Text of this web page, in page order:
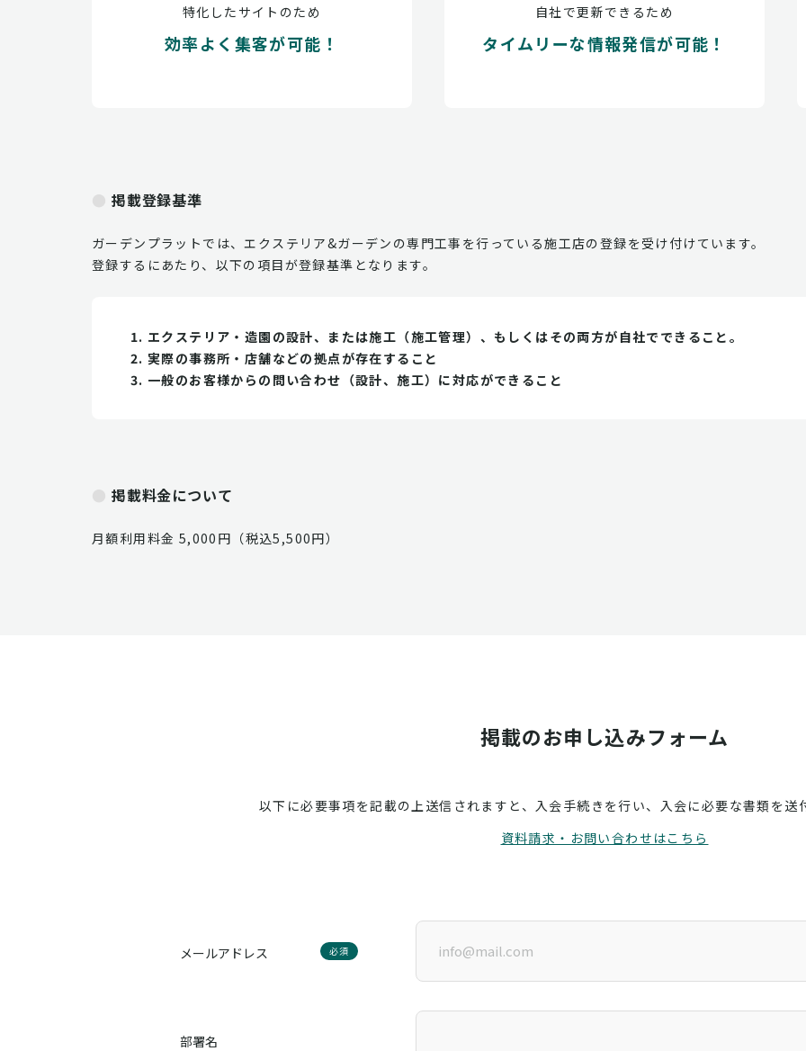
特化したサイトのため
効率よく集客が可能！
自社で更新できるため
タイムリーな情報発信が可能！
掲載登録基準
ガーデンプラットでは、エクステリア&ガーデンの専門工事を行っている施工店の登録を受け付けています。
登録するにあたり、以下の項目が登録基準となります。
エクステリア・造園の設計、または施工（施工管理）、もしくはその両方が自社でできること。
実際の事務所・店舗などの拠点が存在すること
一般のお客様からの問い合わせ（設計、施工）に対応ができること
掲載料金について
月額利用料金 5,000円（税込5,500円）
掲載のお申し込みフォーム
以下に必要事項を記載の上送信されますと、入会手続きを行い、入会に必要な書類を送
資料請求・お問い合わせはこちら
メールアドレス 必須
部署名